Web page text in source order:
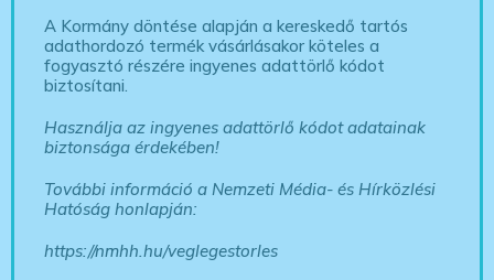
A Kormány döntése alapján a kereskedő tartós
adathordozó termék vásárlásakor köteles a
fogyasztó részére ingyenes adattörlő kódot
biztosítani.
Használja az ingyenes adattörlő kódot adatainak
biztonsága érdekében!
További információ a Nemzeti Média- és Hírközlési
Hatóság honlapján:
https://nmhh.hu/veglegestorles